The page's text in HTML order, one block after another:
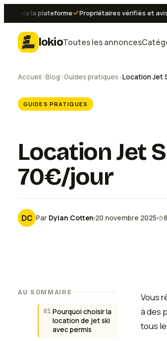
via la plateforme Propriétaires vérifiés et avis
lokioToutes les annonces
Accueil ›Blog›Guides pratiques ›
GUIDES PRATIQUES
Location Jet
70€/jour
Par Dylan Cotten 20 novembre 2025 8
AU SOMMAIRE
01 Pourquoi choisir la
location de jet ski
avec permis
Vous
à des
tous